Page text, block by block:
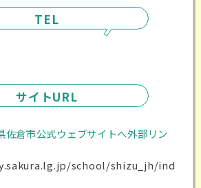
TEL
サイトURL
佐倉市公式ウェブサイトへ外部リン
school/shizu_jh/ind